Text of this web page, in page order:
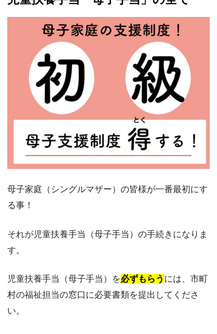
母子家庭（シングルマザー）の皆様が一番最初にす
る事！
それが児童扶養手当（母子手当）の手続きになりま
す。
児童扶養手当（母子手当）を必ずもらう には、市町
村の福祉担当の窓口に必要書類を提出してくださ
い。